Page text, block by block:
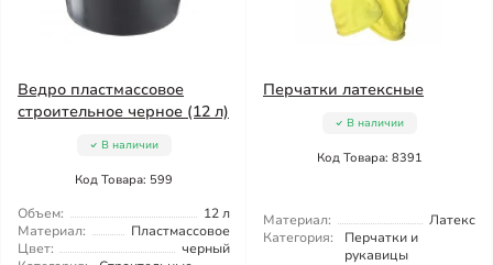
Ведро пластмассовое
строительное черное (12 л)
В наличии
Код Товара: 599
Объем:
12 л
Материал:
Пластмассовое
Цвет:
черный
Перчатки латексные
В наличии
Код Товара: 8391
Материал:
Латекс
Категория:
Перчатки и
рукавицы